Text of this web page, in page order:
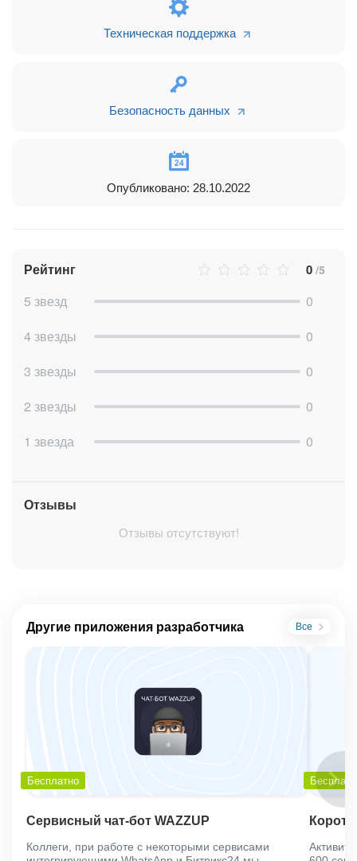
Техническая поддержка
Безопасность данных
Опубликовано: 28.10.2022
Рейтинг 0 /5
5 звезд
0
4 звезды
0
3 звезды
0
2 звезды
0
1 звезда
0
Отзывы
Отзывы отсутствуют!
Другие приложения разработчика Все
Бесплатно
Сервисный чат-бот WAZZUP
Коллеги, при работе с некоторыми сервисами